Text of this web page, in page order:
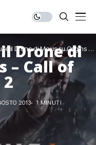
il Drone di Maxis su Origins –
Black Ops 2
Drone di
– Call of
2013 1 MINUTI